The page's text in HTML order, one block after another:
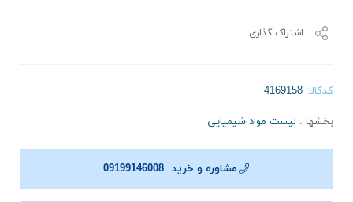
اشتراک گذاری
کدکالا:
بخشها : لیست مواد شیمیایی
مشاوره و خرید 09199146008